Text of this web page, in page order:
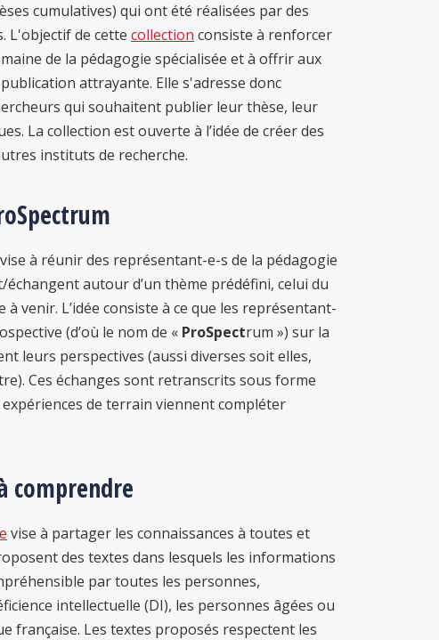
cumulatives) qui ont été réalisées par des
L'objectif de cette collection consiste à renforcer
de la pédagogie spécialisée et à offrir aux
attrayante. Elle s'adresse donc
qui souhaitent publier leur thèse, leur
La collection est ouverte à l’idée de créer des
instituts de recherche.
vise à réunir des représentant-e-s de la pédagogie
autour d’un thème prédéfini, celui du
venir. L’idée consiste à ce que les représentant-
(d’où le nom de « ProSpectrum ») sur la
leurs perspectives (aussi diverses soit elles,
Ces échanges sont retranscrits sous forme
de terrain viennent compléter
comprendre
vise à partager les connaissances à toutes et
des textes dans lesquels les informations
par toutes les personnes,
intellectuelle (DI), les personnes âgées ou
française. Les textes proposés respectent les